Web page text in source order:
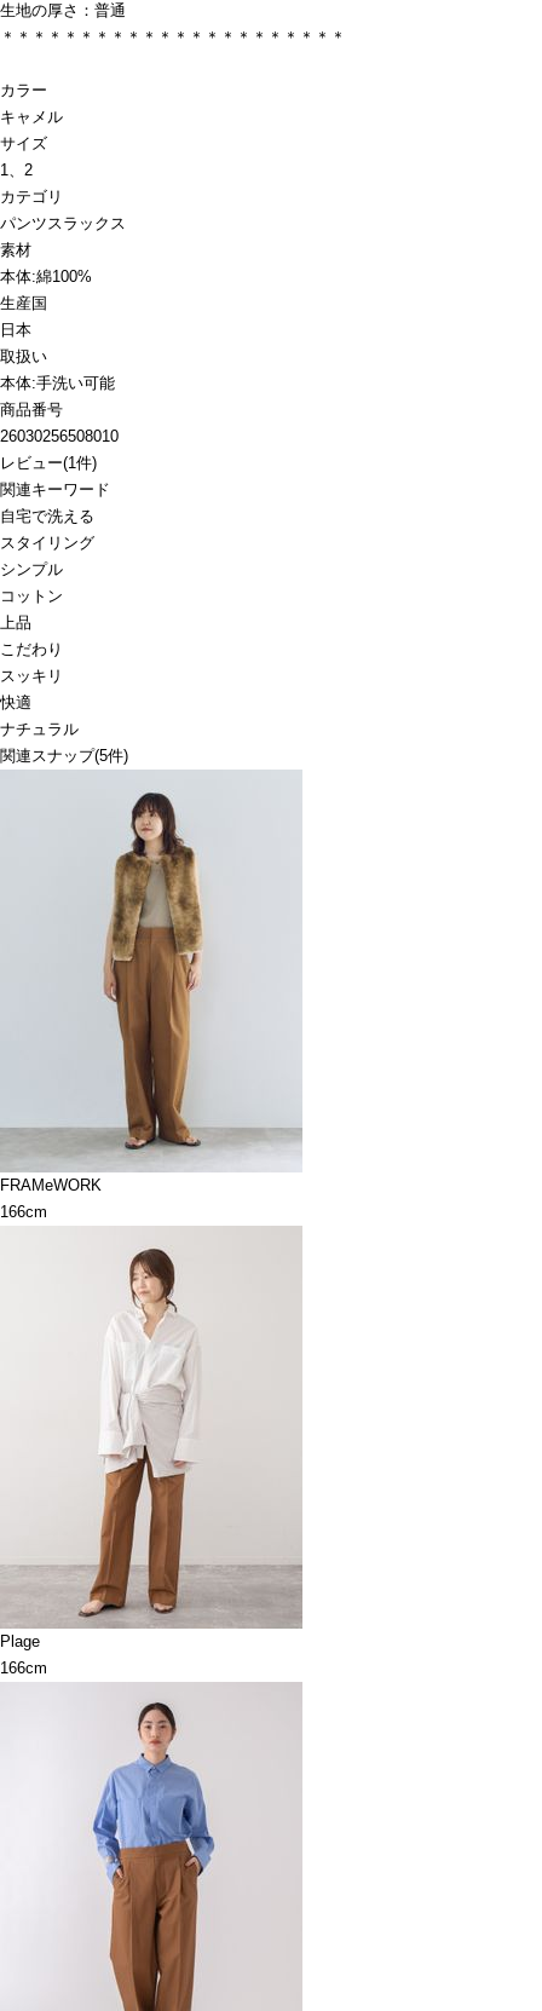
生地の厚さ：普通
＊＊＊＊＊＊＊＊＊＊＊＊＊＊＊＊＊＊＊＊＊＊
カラー
キャメル
サイズ
1、2
カテゴリ
パンツスラックス
素材
本体:綿100%
生産国
日本
取扱い
本体:手洗い可能
商品番号
26030256508010
レビュー(1件)
関連キーワード
自宅で洗える
スタイリング
シンプル
コットン
上品
こだわり
スッキリ
快適
ナチュラル
関連スナップ(5件)
FRAMeWORK
166cm
Plage
166cm